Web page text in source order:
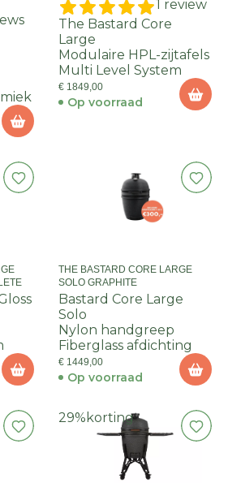
1 review
The Bastard Core
Large
Modulaire HPL-zijtafels
Multi Level System
€ 1849,00
Op voorraad
THE BASTARD CORE LARGE
SOLO GRAPHITE
Bastard Core Large
Solo
Nylon handgreep
Fiberglass afdichting
€ 1449,00
Op voorraad
29% korting